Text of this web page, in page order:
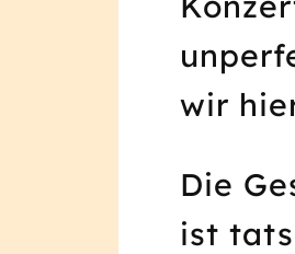
wir
Die
ist